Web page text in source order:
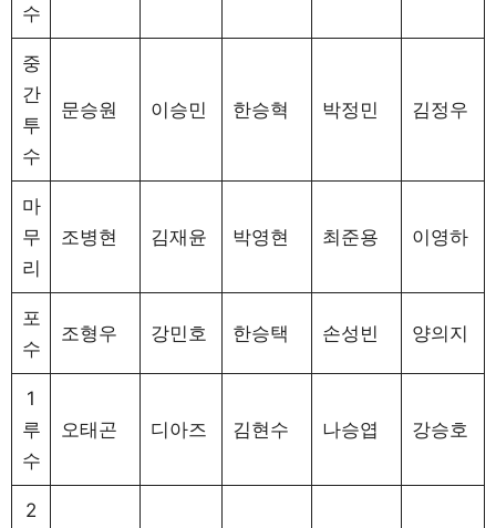
수
중
간
투
수
문승원 이승민 한승혁 박정민 김정우
마
무
리
조병현 김재윤 박영현 최준용 이영하
포
수
조형우 강민호 한승택 손성빈 양의지
1
루
수
오태곤 디아즈 김현수 나승엽 강승호
2